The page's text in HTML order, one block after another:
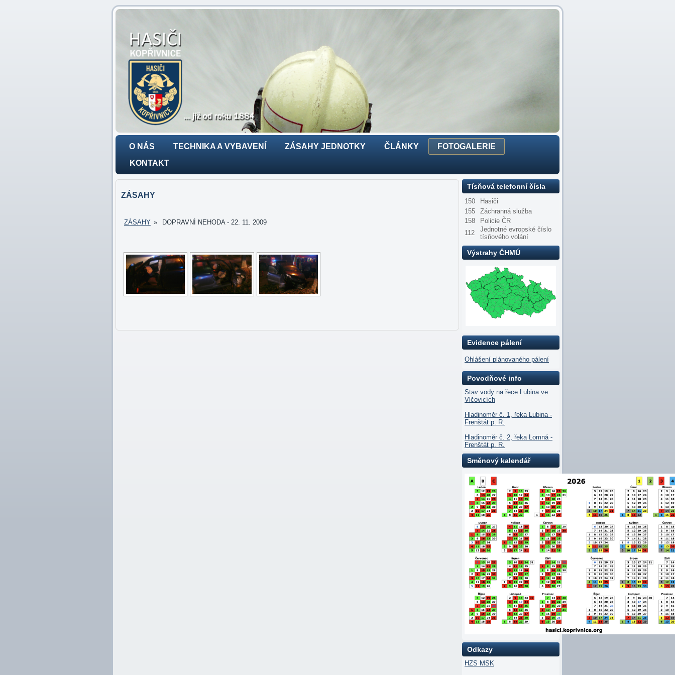
O NÁS TECHNIKA A VYBAVENÍ ZÁSAHY JEDNOTKY ČLÁNKY
FOTOGALERIE
KONTAKT
ZÁSAHY
ZÁSAHY » DOPRAVNÍ NEHODA - 22. 11. 2009
Tísňová telefonní čísla
150
Hasiči
155
Záchranná služba
158
Policie ČR
112
Jednotné evropské číslo
tísňového volání
Výstrahy ČHMÚ
Evidence pálení
Ohlášení plánovaného pálení
Povodňové info
Stav vody na řece Lubina ve
Vlčovicích
Hladinoměr č. 1, řeka Lubina -
Frenštát p. R.
Hladinoměr č. 2, řeka Lomná -
Frenštát p. R.
Směnový kalendář
Odkazy
HZS MSK